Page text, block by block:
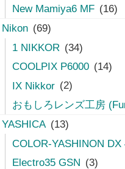
New Mamiya6 MF (16)
Nikon (69)
1 NIKKOR (34)
COOLPIX P6000 (14)
IX Nikkor (2)
おもしろレンズ工房
YASHICA (13)
COLOR-YASHINON DX
Electro35 GSN (3)